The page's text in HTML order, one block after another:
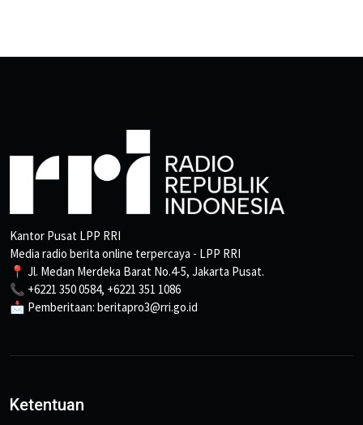
Kantor Pusat LPP RRI
Media radio berita online terpercaya - LPP RRI
📍 Jl. Medan Merdeka Barat No.4-5, Jakarta Pusat.
📞 +6221 350 0584, +6221 351 1086
📩 Pemberitaan: beritapro3@rri.go.id
Ketentuan